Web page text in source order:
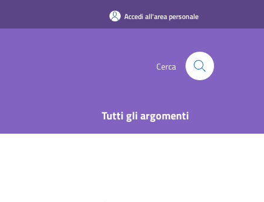
Accedi all'area personale
Cerca
Tutti gli argomenti